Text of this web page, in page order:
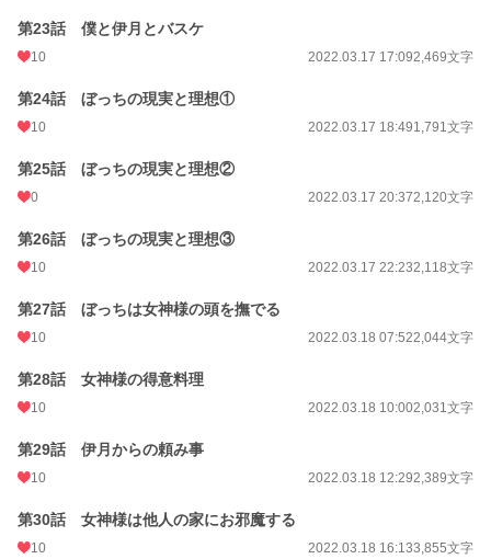
第23話 僕と伊月とバスケ
10 2022.03.17 17:092,469文字
第24話 ぼっちの現実と理想①
10 2022.03.17 18:491,791文字
第25話 ぼっちの現実と理想②
0 2022.03.17 20:372,120文字
第26話 ぼっちの現実と理想③
10 2022.03.17 22:232,118文字
第27話 ぼっちは女神様の頭を撫でる
10 2022.03.18 07:522,044文字
第28話 女神様の得意料理
10 2022.03.18 10:002,031文字
第29話 伊月からの頼み事
10 2022.03.18 12:292,389文字
第30話 女神様は他人の家にお邪魔する
10 2022.03.18 16:133,855文字